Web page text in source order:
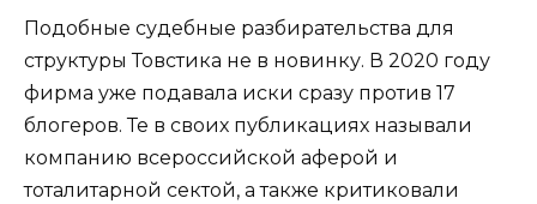
Подобные судебные разбирательства для
структуры Товстика не в новинку. В 2020 году
фирма уже подавала иски сразу против 17
блогеров. Те в своих публикациях называли
компанию всероссийской аферой и
тоталитарной сектой, а также критиковали